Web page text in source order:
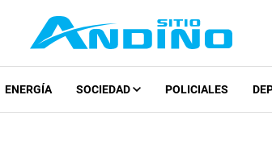
ENERGÍA SOCIEDAD POLICIALES